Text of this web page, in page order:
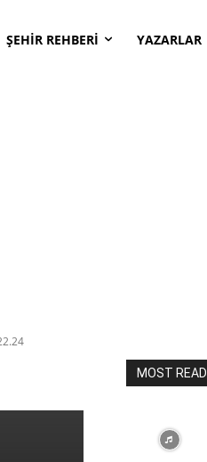
ŞEHİR REHBERİ YAZARLAR
MOST READ